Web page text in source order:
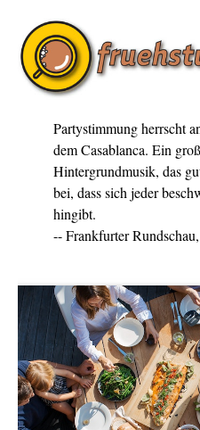
Partystimmung herrscht
dem Casablanca. Ein
Hintergrundmusik, das
bei, dass sich jeder
hingibt.
-- Frankfurter